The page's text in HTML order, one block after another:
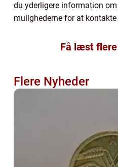
du yderligere information om
mulighederne for at kontakte
Få læst
Flere Nyheder